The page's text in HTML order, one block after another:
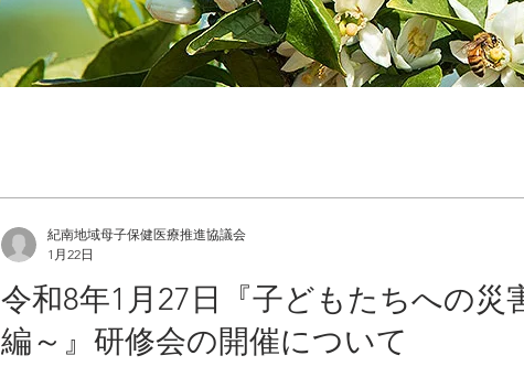
令和8年1月27日『子どもたちへの
編～』研修会の開催について
紀南地域母子保健医療推進協議会
1月22日